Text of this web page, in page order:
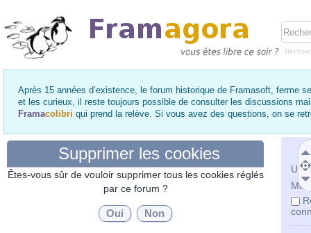
Après 15 années d’existence, le forum historique de Framasoft, ferme
et les curieux, il reste toujours possible de consulter les discussions
Framacolibri qui prend la relève. Si vous avez des questions, on se
Mot
Supprimer les cookies
Êtes-vous sûr de vouloir supprimer tous les cookies réglés
par ce forum ?